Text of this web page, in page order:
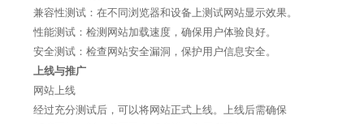
兼容性测试：在不同浏览器和设备上测试网站显示效果。
性能测试：检测网站加载速度，确保用户体验良好。
安全测试：检查网站安全漏洞，保护用户信息安全。
上线与推广
网站上线
经过充分测试后，可以将网站正式上线。上线后需确保